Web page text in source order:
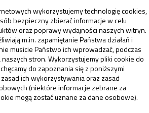
serwisie
wykorzystujemy technologię cookies,
bezpieczny zbierać informacje w celu
oraz poprawy wydajności naszych witryn.
m.in. zapamiętanie Państwa działań i
musicie Państwo ich wprowadzać, podczas
stron. Wykorzystujemy pliki cookie do
do zapoznania się z poniższymi
ich wykorzystywania oraz zasad
(niektóre informacje zebrane za
mogą zostać uznane za dane osobowe).